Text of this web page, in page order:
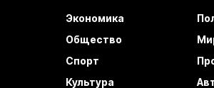
Экономика
Общество
Спорт
Культура